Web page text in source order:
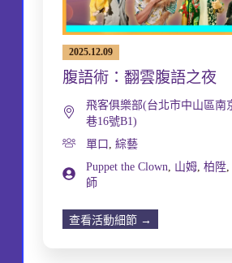
2025.12.09
腹語術：翻雲腹語之夜
飛客俱樂部(台北市中山區南
巷16號B1)
單口 綜藝
Puppet the Clown
山姆, 柏陞,
師
查看活動細節 →